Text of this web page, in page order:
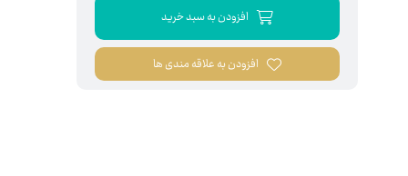
افزودن به سبد خرید
افزودن به علاقه مندی ها